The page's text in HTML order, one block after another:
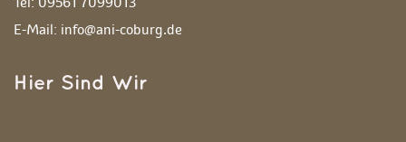
E-Mail: info@ani-coburg.de
Hier Sind Wir